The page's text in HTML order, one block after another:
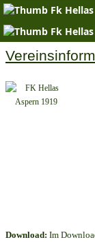
Download: Im